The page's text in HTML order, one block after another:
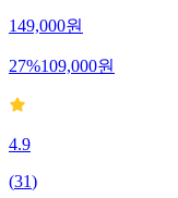
149,000원
27%109,000원
4.9
(31)